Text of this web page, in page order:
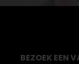
BEZOEK EEN